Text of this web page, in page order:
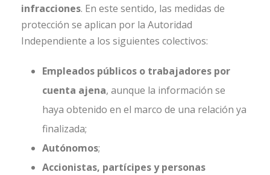
infracciones. En este sentido, las medidas de
protección se aplican por la Autoridad
Independiente a los siguientes colectivos:
Empleados públicos o trabajadores por
cuenta ajena, aunque la información se
haya obtenido en el marco de una relación ya
finalizada;
Autónomos;
Accionistas, partícipes y personas